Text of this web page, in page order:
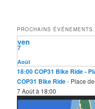
r
c
h
e
PROCHAINS ÉVÉNEMENTS
Août
7
ven
18:00COP31 Bike Ride-
COP31 Bike Ride- Place
7 Août à 18:00